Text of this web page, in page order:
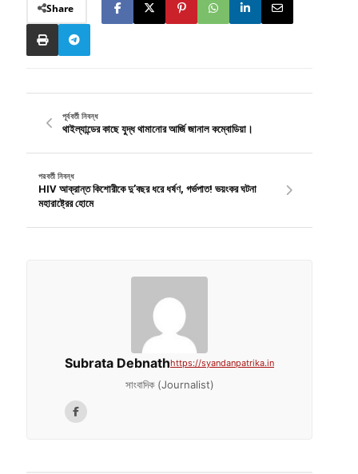
Share
পূর্ববর্তী নিবন্ধ
থাইল্যান্ডের কাছে যুদ্ধ থামানোর আর্জি জানাল কম্বোডিয়া।
পরবর্তী নিবন্ধ
HIV আক্রান্ত কিশোরীকে দু’বছর ধরে ধর্ষণ, গর্ভপাত! ভয়ংকর ঘটনা
মহারাষ্ট্রের হোমে
Subrata Debnathhttps://syandanpatrika.in
সাংবাদিক (Journalist)